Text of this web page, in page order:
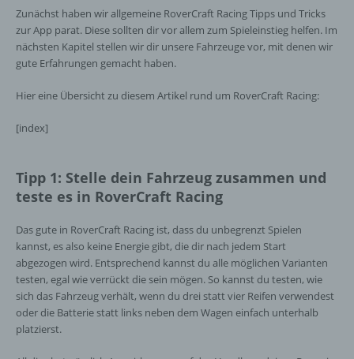
Zunächst haben wir allgemeine RoverCraft Racing Tipps und Tricks
zur App parat. Diese sollten dir vor allem zum Spieleinstieg helfen. Im
nächsten Kapitel stellen wir dir unsere Fahrzeuge vor, mit denen wir
gute Erfahrungen gemacht haben.
Hier eine Übersicht zu diesem Artikel rund um RoverCraft Racing:
[index]
Tipp 1: Stelle dein Fahrzeug zusammen und
teste es in RoverCraft Racing
Das gute in RoverCraft Racing ist, dass du unbegrenzt Spielen
kannst, es also keine Energie gibt, die dir nach jedem Start
abgezogen wird. Entsprechend kannst du alle möglichen Varianten
testen, egal wie verrückt die sein mögen. So kannst du testen, wie
sich das Fahrzeug verhält, wenn du drei statt vier Reifen verwendest
oder die Batterie statt links neben dem Wagen einfach unterhalb
platzierst.